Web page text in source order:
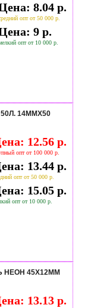
8.04 р.
опт от 50 000 р.
9 р.
опт от 10 000 р.
14ММХ50
12.56 р.
опт от 100 000 р.
13.44 р.
опт от 50 000 р.
15.05 р.
опт от 10 000 р.
НЕОН 45Х12ММ
13.13 р.